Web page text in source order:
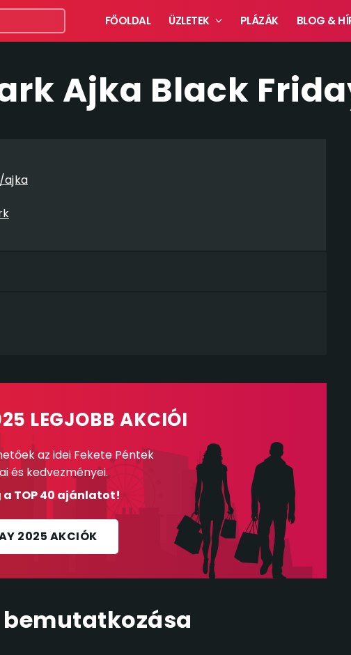
FŐOLDAL ÜZLETEK PLÁZÁK BLOG &
Ajka Black
ajka
LEGJOBB AKCIÓI
az idei Fekete Péntek
és kedvezményei.
TOP 40 ajánlatot!
2025 AKCIÓK